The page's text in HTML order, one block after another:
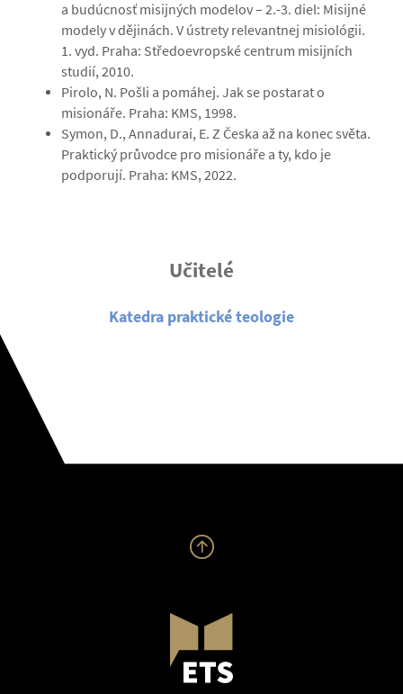
a budúcnosť misijných modelov – 2.-3. diel: Misijné
modely v dějinách. V ústrety relevantnej misiológii.
1. vyd. Praha: Středoevropské centrum misijních
studií, 2010.
Pirolo, N. Pošli a pomáhej. Jak se postarat o
misionáře. Praha: KMS, 1998.
Symon, D., Annadurai, E. Z Česka až na konec světa.
Praktický průvodce pro misionáře a ty, kdo je
podporují. Praha: KMS, 2022.
Učitelé
Katedra praktické teologie